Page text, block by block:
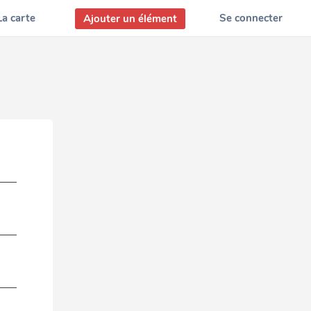
carte Ajouter un élément Se connecter